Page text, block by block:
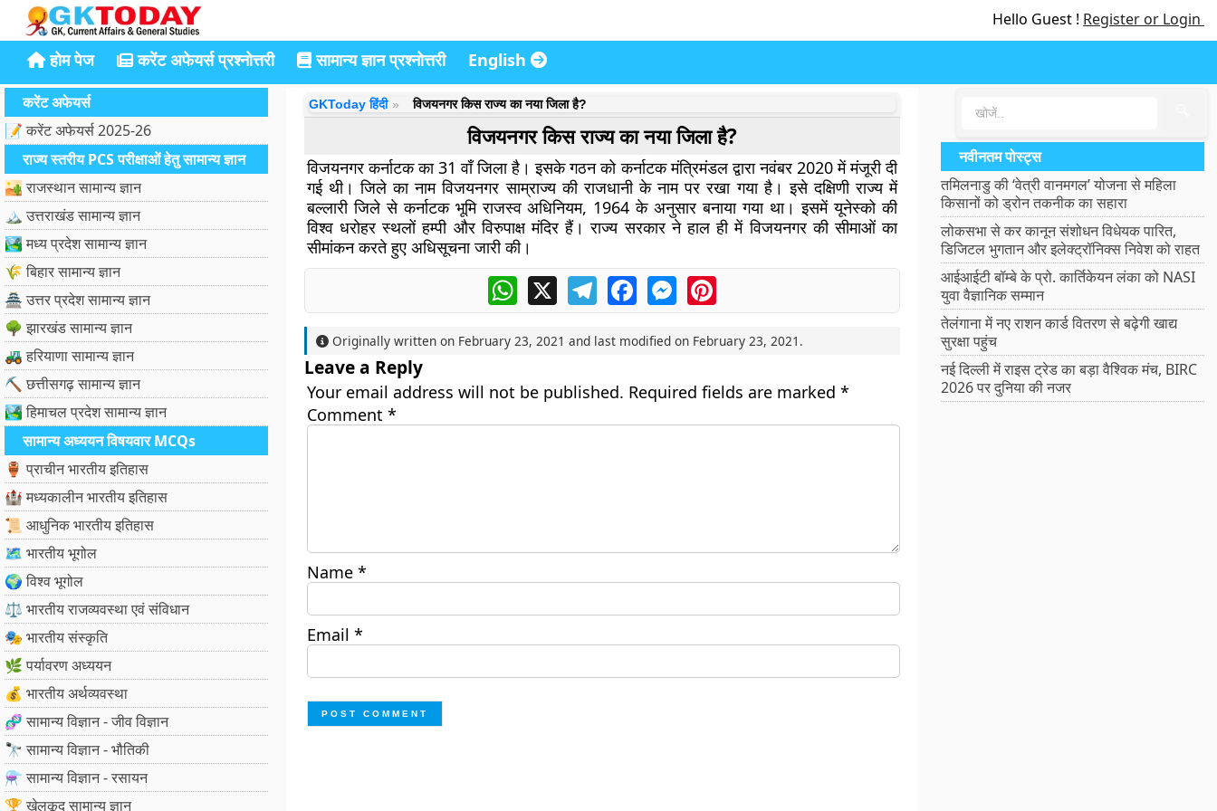
Hello Guest ! Register or Login
होम पेज करेंट अफेयर्स प्रश्नोत्तरी सामान्य ज्ञान प्रश्नोत्तरी English
करेंट अफेयर्स
📝 करेंट अफेयर्स 2025-26
राज्य स्तरीय PCS परीक्षाओं हेतु सामान्य ज्ञान
🏜️ राजस्थान सामान्य ज्ञान
🏔️ उत्तराखंड सामान्य ज्ञान
🏞️ मध्य प्रदेश सामान्य ज्ञान
🌾 बिहार सामान्य ज्ञान
🏯 उत्तर प्रदेश सामान्य ज्ञान
🌳 झारखंड सामान्य ज्ञान
🚜 हरियाणा सामान्य ज्ञान
⛏️ छत्तीसगढ़ सामान्य ज्ञान
🏞️ हिमाचल प्रदेश सामान्य ज्ञान
सामान्य अध्ययन विषयवार MCQs
🏺 प्राचीन भारतीय इतिहास
🏰 मध्यकालीन भारतीय इतिहास
📜 आधुनिक भारतीय इतिहास
🗺️ भारतीय भूगोल
🌍 विश्व भूगोल
⚖️ भारतीय राजव्यवस्था एवं संविधान
🎭 भारतीय संस्कृति
🌿 पर्यावरण अध्ययन
💰 भारतीय अर्थव्यवस्था
🧬 सामान्य विज्ञान - जीव विज्ञान
🔭 सामान्य विज्ञान - भौतिकी
⚗️ सामान्य विज्ञान - रसायन
🏆 खेलकूद सामान्य ज्ञान
GKToday हिंदी विजयनगर किस राज्य का नया जिला है?
विजयनगर किस राज्य का नया जिला है?
विजयनगर कर्नाटक का 31 वाँ जिला है। इसके गठन को कर्नाटक मंत्रिमंडल द्वारा नवंबर 2020 में मंजूरी दी
गई थी। जिले का नाम विजयनगर साम्राज्य की राजधानी के नाम पर रखा गया है। इसे दक्षिणी राज्य में
बल्लारी जिले से कर्नाटक भूमि राजस्व अधिनियम, 1964 के अनुसार बनाया गया था। इसमें यूनेस्को की
विश्व धरोहर स्थलों हम्पी और विरुपाक्ष मंदिर हैं। राज्य सरकार ने हाल ही में विजयनगर की सीमाओं का
सीमांकन करते हुए अधिसूचना जारी की।
WhatsApp
X TelegramFacebookMessengerPinterest
Originally written on February 23, 2021 and last modified on February 23, 2021 .
Leave a Reply
Your email address will not be published. Required fields are marked *
Comment *
Name *
Email *
नवीनतम पोस्ट्स
तमिलनाडु की ‘वेत्री वानमगल’ योजना से महिला
किसानों को ड्रोन तकनीक का सहारा
लोकसभा से कर कानून संशोधन विधेयक पारित,
डिजिटल भुगतान और इलेक्ट्रॉनिक्स निवेश को राहत
आईआईटी बॉम्बे के प्रो. कार्तिकेयन लंका को NASI
युवा वैज्ञानिक सम्मान
तेलंगाना में नए राशन कार्ड वितरण से बढ़ेगी खाद्य
सुरक्षा पहुंच
नई दिल्ली में राइस ट्रेड का बड़ा वैश्विक मंच, BIRC
2026 पर दुनिया की नजर